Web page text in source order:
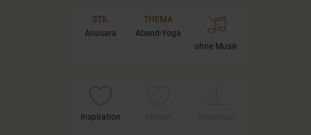
STIL
Anusara
THEMA
Abend-Yoga
ohne Musik
Inspiration